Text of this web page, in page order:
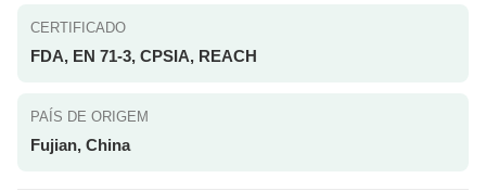
CERTIFICADO
FDA, EN 71-3, CPSIA, REACH
PAÍS DE ORIGEM
Fujian, China